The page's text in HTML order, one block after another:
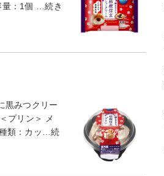
量：1個 …続き
黒みつクリー
プリン＞ メ
類：カッ…続